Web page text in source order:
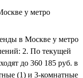
у метро
в Москве у метро
2. По текущей
до 360 185 руб. в
(1) и 3-комнатные